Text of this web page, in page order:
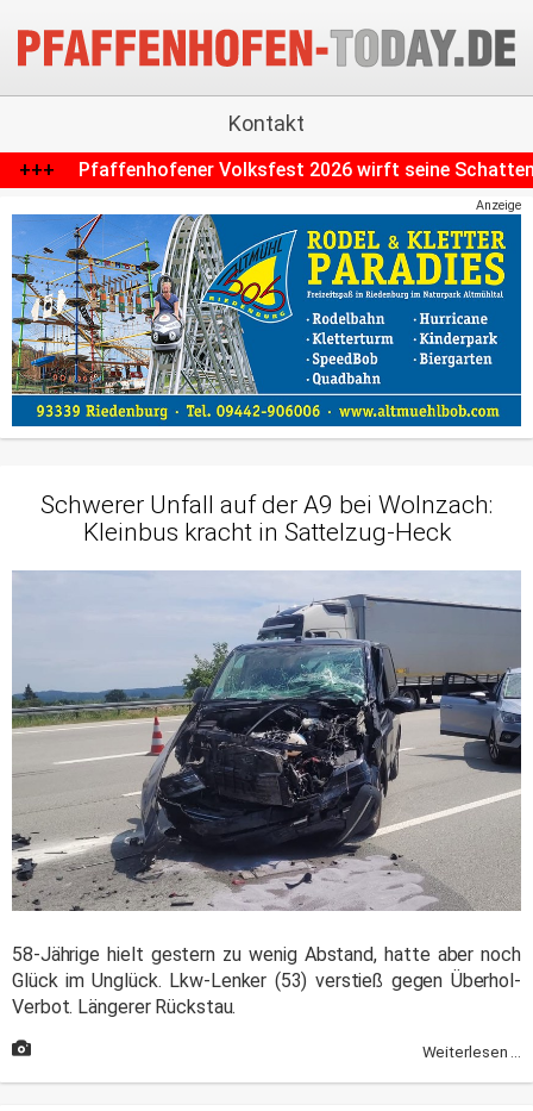
Kontakt
2026 wirft seine Schatten voraus: Parkplätze fallen
Anzeige
Schwerer Unfall auf der A9 bei Wolnzach:
Kleinbus kracht in Sattelzug-Heck
58-Jährige hielt gestern zu wenig Abstand, hatte aber noch
Glück im Unglück. Lkw-Lenker (53) verstieß gegen Überhol-
Verbot. Längerer Rückstau.
Weiterlesen ...